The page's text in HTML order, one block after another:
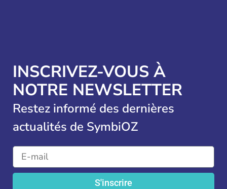
INSCRIVEZ-VOUS À
NOTRE NEWSLETTER
Restez informé des dernières
actualités de SymbiOZ
S'inscrire